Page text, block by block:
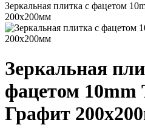
Зеркальная плитка с фацетом
200х200мм
Зеркальная
фацетом 10mm
Графит